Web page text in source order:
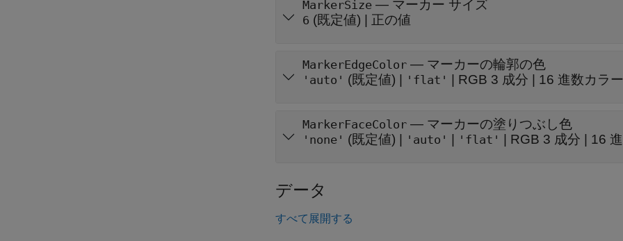
MarkerSize — マーカー サイズ
6 (既定値) | 正の値
MarkerEdgeColor — マーカーの輪郭の色
'auto' (既定値) | 'flat' RGB 3 成分 16 進数カラ
MarkerFaceColor — マーカーの塗りつぶし色
'none' (既定値) | 'auto' 'flat' RGB 3 成分 16
データ
すべて展開する